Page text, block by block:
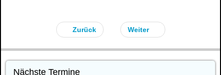
Zurück Weiter
Nächste Termine